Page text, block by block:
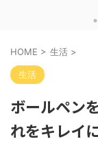
HOME > 生活 >
生活
ボールペン
れをキレイ